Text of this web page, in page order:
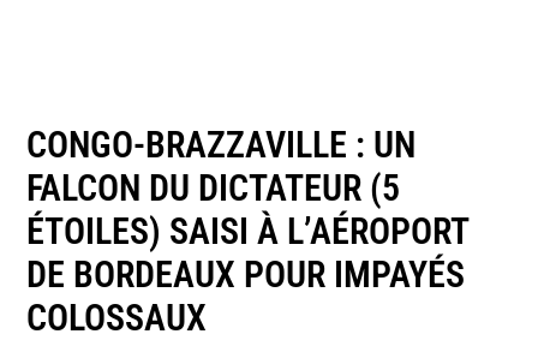
CONGO-BRAZZAVILLE : UN
FALCON DU DICTATEUR (5
ÉTOILES) SAISI À L’AÉROPORT
DE BORDEAUX POUR IMPAYÉS
COLOSSAUX